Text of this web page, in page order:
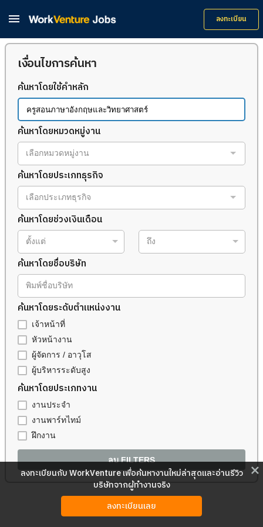
 ลงทะเบียน
เงื่อนไขการค้นหา
ค้นหาโดยใช้คำหลัก
ค้นหาโดยหมวดหมู่งาน
เลือกหมวดหมู่งาน
ค้นหาโดยประเภทธุรกิจ
เลือกประเภทธุรกิจ
ค้นหาโดยช่วงเงินเดือน
ตั้งแต่ ถึง
ค้นหาโดยชื่อบริษัท
พิมพ์ชื่อบริษัท
ค้นหาโดยระดับตำแหน่งงาน
เจ้าหน้าที่
หัวหน้างาน
ผู้จัดการ / อาวุโส
ผู้บริหารระดับสูง
ค้นหาโดยประเภทงาน
งานประจำ
งานพาร์ทไทม์
ฝึกงาน
ลบ FILTERS
close
ลงทะเบียนกับ WorkVenture เพื่อค้นหางานใหม่ล่าสุดและอ่านรีวิว
บริษัทจากผู้ทำงานจริง
ลงทะเบียนเลย